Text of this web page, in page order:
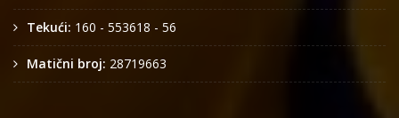
Tekući: 160 - 553618 - 56
Matični broj: 28719663